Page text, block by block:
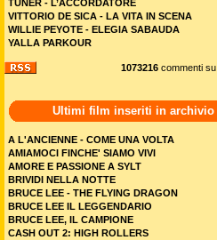
TUNER - L’ACCORDATORE
VITTORIO DE SICA - LA VITA IN SCENA
WILLIE PEYOTE - ELEGIA SABAUDA
YALLA PARKOUR
1073216 commenti su
Ultimi film inseriti in archivio
A L'ANCIENNE - COME UNA VOLTA
AMIAMOCI FINCHE' SIAMO VIVI
AMORE E PASSIONE A SYLT
BRIVIDI NELLA NOTTE
BRUCE LEE - THE FLYING DRAGON
BRUCE LEE IL LEGGENDARIO
BRUCE LEE, IL CAMPIONE
CASH OUT 2: HIGH ROLLERS